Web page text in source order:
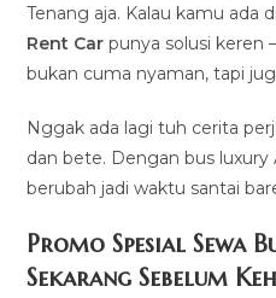
Tenang aja. Kalau kamu ada di
Rent Car punya solusi keren
bukan cuma nyaman, tapi
Nggak ada lagi tuh cerita
dan bete. Dengan bus luxury
berubah jadi waktu santai
Promo Spesial Sewa
Sekarang Sebelum